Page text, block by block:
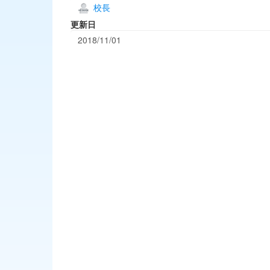
校長
更新日
2018/11/01